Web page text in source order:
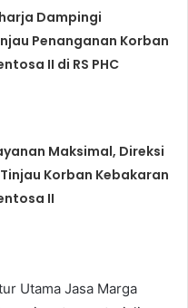
Dampingi
Penanganan Korban
II di RS PHC
Maksimal, Direksi
Korban Kebakaran
II
Utama Jasa Marga